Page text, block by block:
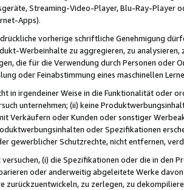
Streaming-Video-Player, Blu-Ray-Player
Apps).
vorherige schriftliche Genehmigung
Werbeinhalte zu aggregieren, zu
die für die Verwendung durch Personen
oder Feinabstimmung eines maschinellen
in irgendeiner Weise in die Funktionalität oder
unternehmen; (ii) keine
Verkäufern oder Kunden oder sonstiger
oder Spezifikationen
gewerblicher Schutzrechte, nicht entfernen,
versuchen, (i) die Spezifikationen oder die in
oder anderweitig abgeleitete Werke
zurückzuentwickeln, zu zerlegen, zu